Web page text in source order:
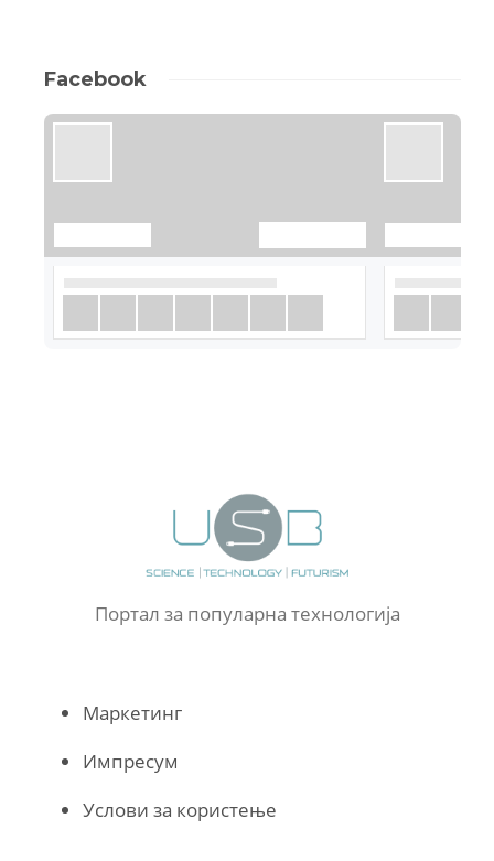
Facebook
Портал за популарна технологија
Маркетинг
Импресум
Услови за користење